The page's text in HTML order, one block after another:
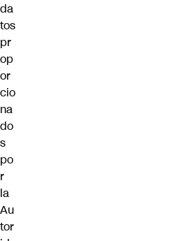
da
tos
pr
op
or
cio
na
do
s
po
r
la
Au
tor